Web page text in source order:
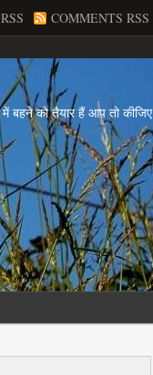
COMMENTS RSS
में बहने को तैयार हैं आप तो कीजिए